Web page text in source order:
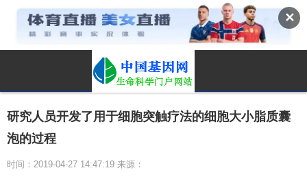
✕
研究人员开发了用于细胞突触疗法的细胞大小脂质囊
泡的过程
时间：2019-04-27 14:47:19 来源：